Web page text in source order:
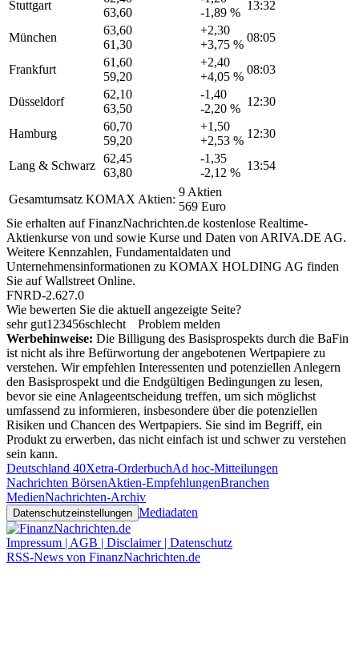
Stuttgart
63,60
-1,89 %
13:32
München
63,60
61,30
+2,30
+3,75 %
08:05
Frankfurt
61,60
59,20
+2,40
+4,05 %
08:03
Düsseldorf
62,10
63,50
-1,40
-2,20 %
12:30
Hamburg
60,70
59,20
+1,50
+2,53 %
12:30
Lang & Schwarz
62,45
63,80
-1,35
-2,12 %
13:54
Gesamtumsatz KOMAX Aktien:
9 Aktien
569 Euro
Sie erhalten auf FinanzNachrichten.de kostenlose Realtime-
Aktienkurse von und sowie Kurse und Daten von ARIVA.DE AG.
Weitere Kennzahlen, Fundamentaldaten und
Unternehmensinformationen zu KOMAX HOLDING AG finden
Sie aufWallstreet Online.
FNRD-2.627.0
Wie bewerten Sie die aktuell angezeigte Seite?
sehr gut1 23456schlecht
Problem melden
Werbehinweise: Die Billigung des Basisprospekts durch die BaFin
ist nicht als ihre Befürwortung der angebotenen Wertpapiere zu
verstehen. Wir empfehlen Interessenten und potenziellen Anlegern
den Basisprospekt und die Endgültigen Bedingungen zu lesen,
bevor sie eine Anlageentscheidung treffen, um sich möglichst
umfassend zu informieren, insbesondere über die potenziellen
Risiken und Chancen des Wertpapiers. Sie sind im Begriff, ein
Produkt zu erwerben, das nicht einfach ist und schwer zu verstehen
sein kann.
Deutschland 40Xetra-OrderbuchAd hoc-Mitteilungen
Nachrichten BörsenAktien-EmpfehlungenBranchen
MedienNachrichten-Archiv
Datenschutzeinstellungen Mediadaten
Impressum | AGB | Disclaimer | Datenschutz
RSS-News von FinanzNachrichten.de